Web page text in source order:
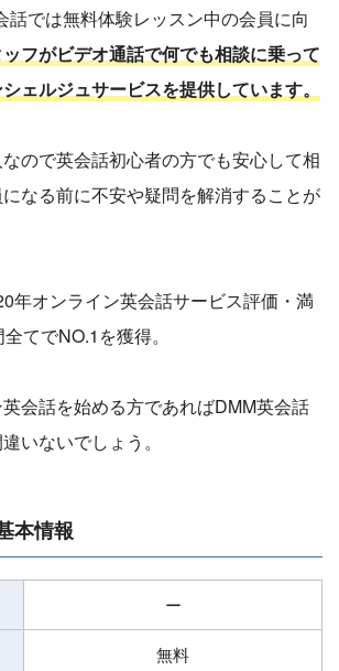
話では無料体験レッスン中の会員に向
フがビデオ通話で何でも相談に乗って
ェルジュサービスを提供しています。
ので英会話初心者の方でも安心して相
なる前に不安や疑問を解消することが
年オンライン英会話サービス評価・満
てでNO.1を獲得。
会話を始める方であればDMM英会話
いないでしょう。
本情報
ー
無料